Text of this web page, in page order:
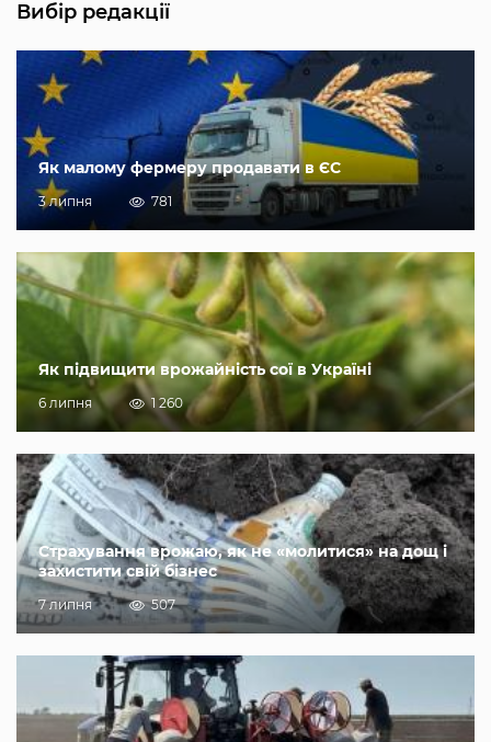
Вибір редакції
Як малому фермеру продавати в ЄС
3 липня 781
Як підвищити врожайність сої в Україні
6 липня 1 260
Страхування врожаю, як не «молитися» на дощ і
захистити свій бізнес
7 липня 507